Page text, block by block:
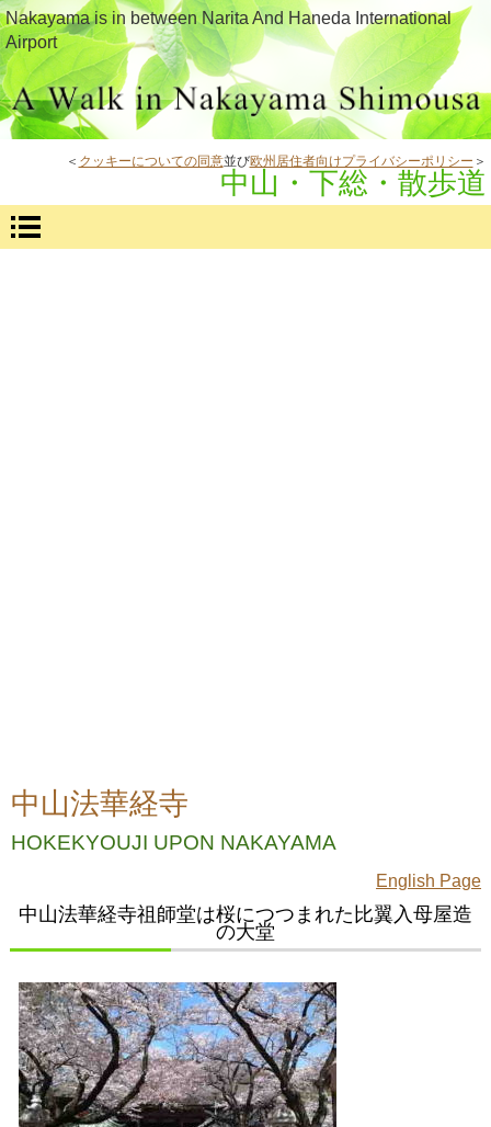
Nakayama is in between Narita And Haneda International
Airport
＜ クッキーについての同意並び欧州居住者向けプライバシーポリシー ＞
中山・下総・散歩道
中山法華経寺
HOKEKYOUJI UPON NAKAYAMA
English Page
中山法華経寺祖師堂は桜につつまれた比翼入母屋造
の大堂